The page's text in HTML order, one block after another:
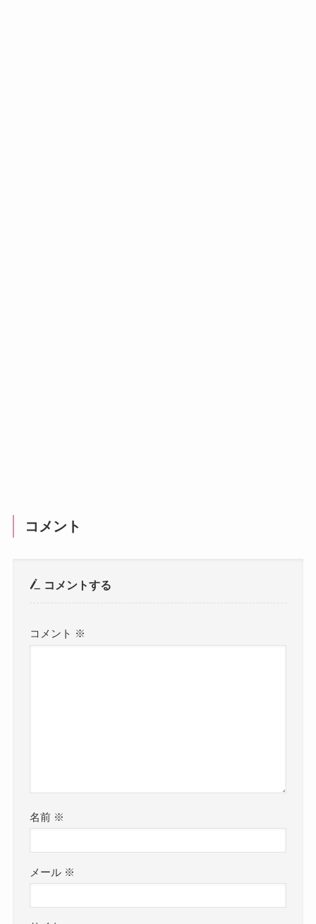
コメント
コメントする
コメント ※
名前 ※
メール ※